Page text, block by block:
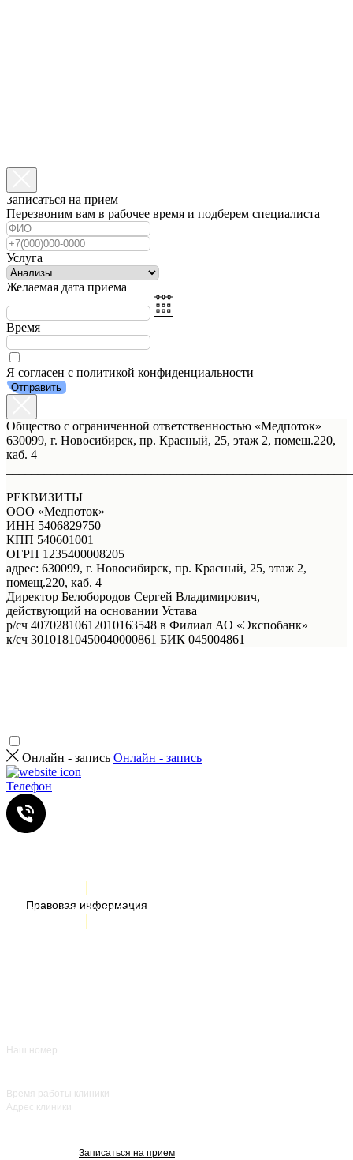
Правовая информация
Акции
Наш номер
Время работы клиники
Адрес клиники
Записаться на прием
Записаться на прием
Перезвоним вам в рабочее время и подберем специалиста
Услуга
Желаемая дата приема
Время
Я согласен с политикой конфиденциальности
Отправить
Общество с ограниченной ответственностью «Медпоток»
630099, г. Новосибирск, пр. Красный, 25, этаж 2, помещ.220,
каб. 4
РЕКВИЗИТЫ
ООО «Медпоток»
ИНН 5406829750
КПП 540601001
ОГРН 1235400008205
адрес: 630099, г. Новосибирск, пр. Красный, 25, этаж 2,
помещ.220, каб. 4
Директор Белобородов Сергей Владимирович,
действующий на основании Устава
р/сч 40702810612010163548 в Филиал АО «Экспобанк»
к/сч 30101810450040000861 БИК 045004861
ИМЕЮТСЯ ПРОТИВОПОКАЗАНИЯ. НЕОБХОДИМА
КОНСУЛЬТАЦИЯ СПЕЦИАЛИСТА
Онлайн - запись Онлайн - запись
Телефон